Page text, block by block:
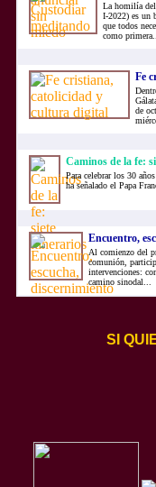
La homilía del
I-2022) es un
que todos
como primera...
Fe
de
Caminos de la fe:
Para celebrar los 30
ha señalado el Papa
Encuentro,
Al comienzo del
comunión,
intervenciones:
camino sinodal...
SI